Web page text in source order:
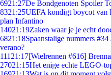
6921:27De Bondgenoten Spoiler
8321:25UEFA kondigt boycot van
plan Infantino
14021:19Zaken waar je je echt
6821:18Spaanstalige nummers
verano?
111 21:17[Wielrennen #616]
27021:15Het enige echte LEGO-